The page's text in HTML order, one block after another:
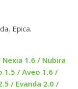
Epica.
1.6 / Nubira
1.5 / Aveo 1.6 /
/ Evanda 2.0 /